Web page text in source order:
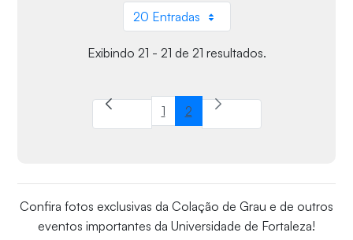
20 EntradasPor página
Exibindo 21 - 21 de 21 resultados.
Página
1 Página
2
Confira fotos exclusivas da Colação de Grau e de outros
eventos importantes da Universidade de Fortaleza!